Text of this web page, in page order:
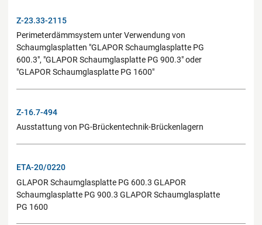
Z-23.33-2115
Perimeterdämmsystem unter Verwendung von
Schaumglasplatten "GLAPOR Schaumglasplatte PG
600.3", "GLAPOR Schaumglasplatte PG 900.3" oder
"GLAPOR Schaumglasplatte PG 1600"
Z-16.7-494
Ausstattung von PG-Brückentechnik-Brückenlagern
ETA-20/0220
GLAPOR Schaumglasplatte PG 600.3 GLAPOR
Schaumglasplatte PG 900.3 GLAPOR Schaumglasplatte
PG 1600